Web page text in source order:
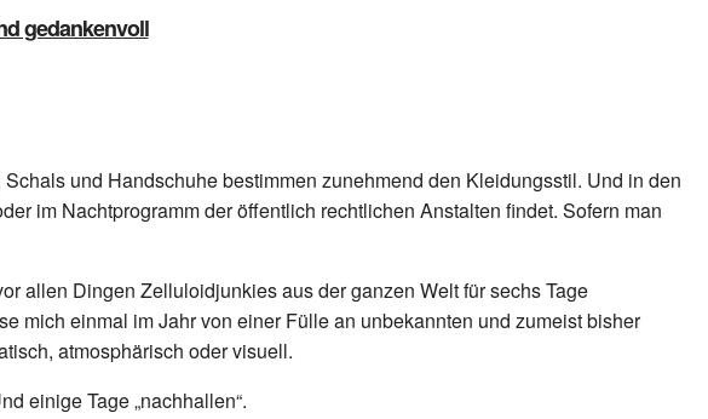
gedankenvoll
und Handschuhe bestimmen zunehmend den Kleidungsstil. Und in den
im Nachtprogramm der öffentlich rechtlichen Anstalten findet. Sofern man
allen Dingen Zelluloidjunkies aus der ganzen Welt für sechs Tage
mich einmal im Jahr von einer Fülle an unbekannten und zumeist bisher
atmosphärisch oder visuell.
einige Tage „nachhallen“.